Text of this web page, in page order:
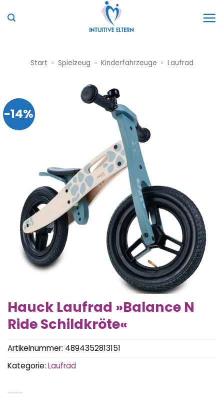
Inhalt
Start » Spielzeug » Kinderfahrzeuge » Laufrad
-14%
Hauck Laufrad »Balance N
Ride Schildkröte«
Artikelnummer: 4894352813151
Kategorie: Laufrad